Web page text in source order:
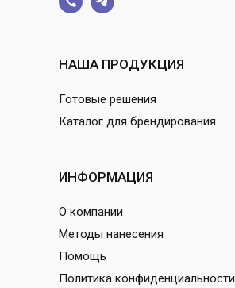
НАША ПРОДУКЦИЯ
Готовые решения
Каталог для брендирования
ИНФОРМАЦИЯ
О компании
Методы нанесения
Помощь
Политика конфиденциальности